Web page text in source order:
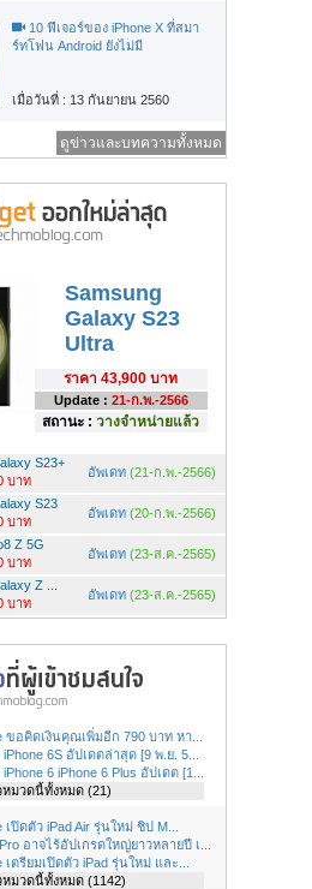
10 ฟีเจอร์ของ iPhone X ที่สมา
ร์ทโฟน Android ยังไม่มี
เมื่อวันที่ : 13 กันยายน 2560
ดูข่าวและบทความทั้งหมด
Samsung
Galaxy S23
Ultra
ราคา 43,900 บาท
Update : 21-ก.พ.-2566
สถานะ : วางจำหน่ายแล้ว
S23+
บาท
อัพเดท (21-ก.พ.-2566)
S23
บาท
อัพเดท (20-ก.พ.-2566)
Z 5G
บาท
อัพเดท (23-ส.ค.-2565)
Z ...
บาท
อัพเดท (23-ส.ค.-2565)
ขอคิดเงินคุณเพิ่มอีก 790 บาท หา...
6S อัปเดตล่าสุด [9 พ.ย. 5...
6 iPhone 6 Plus อัปเดต [1...
มวดนี้ทั้งหมด (21)
เปิดตัว iPad Air รุ่นใหม่ ชิป M...
อาจไร้อัปเกรดใหญ่ยาวหลายปี เ...
เตรียมเปิดตัว iPad รุ่นใหม่ และ...
มวดนี้ทั้งหมด (1142)